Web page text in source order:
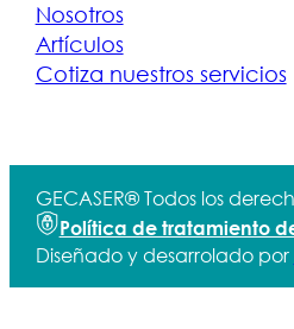
Nosotros
Artículos
Cotiza nuestros servicios
GECASER® Todos los
Política de tratamiento
Diseñado y desarrolado por